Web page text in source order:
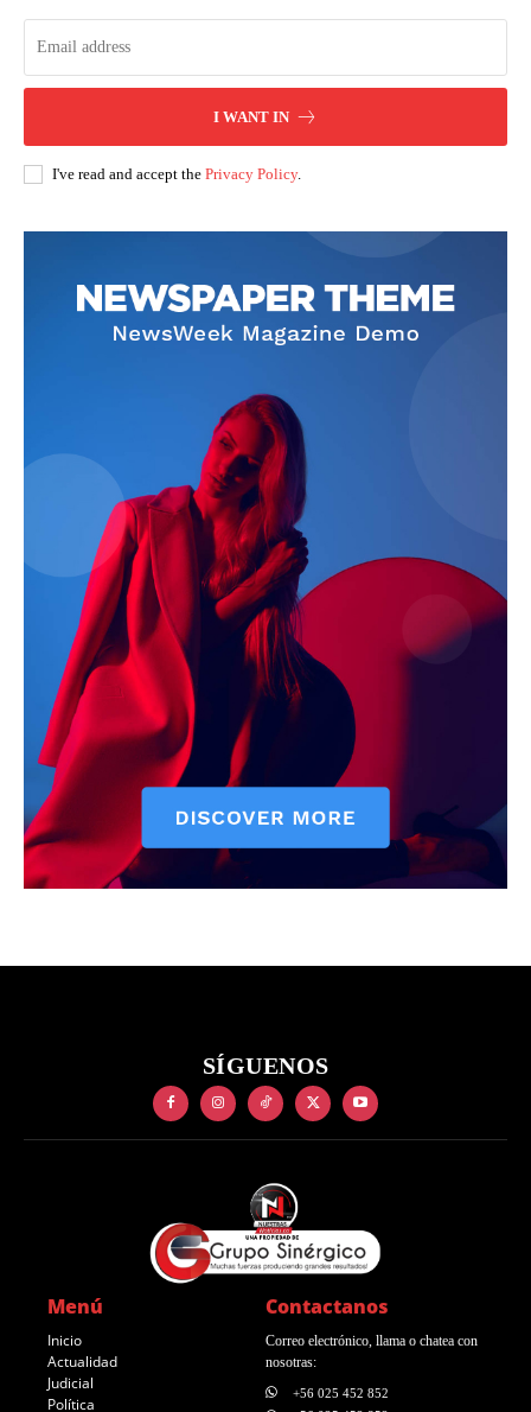
I WANT IN
I've read and accept the Privacy Policy.
SÍGUENOS
Menú
Inicio
Actualidad
Judicial
Política
Contactanos
Correo electrónico, llama o chatea con
nosotras:
+56 025 452 852